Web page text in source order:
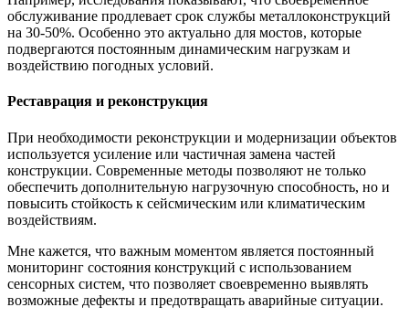
обслуживание продлевает срок службы металлоконструкций
на 30-50%. Особенно это актуально для мостов, которые
подвергаются постоянным динамическим нагрузкам и
воздействию погодных условий.
Реставрация и реконструкция
При необходимости реконструкции и модернизации объектов
используется усиление или частичная замена частей
конструкции. Современные методы позволяют не только
обеспечить дополнительную нагрузочную способность, но и
повысить стойкость к сейсмическим или климатическим
воздействиям.
Мне кажется, что важным моментом является постоянный
мониторинг состояния конструкций с использованием
сенсорных систем, что позволяет своевременно выявлять
возможные дефекты и предотвращать аварийные ситуации.